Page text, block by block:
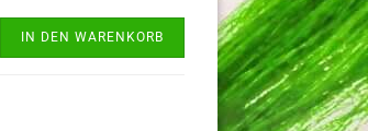
IN DEN WARENKORB